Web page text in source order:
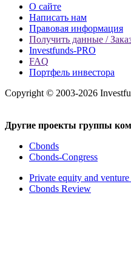
О сайте
Написать нам
Правовая информация
Получить данные /
Investfunds-PRO
FAQ
Портфель инвестора
Copyright © 2003-2026
Другие проекты группы
Cbonds
Cbonds-Congress
Private equity and venture
Cbonds Review